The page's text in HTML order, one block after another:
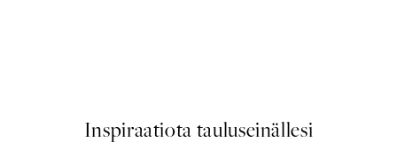
Inspiraatiota tauluseinällesi